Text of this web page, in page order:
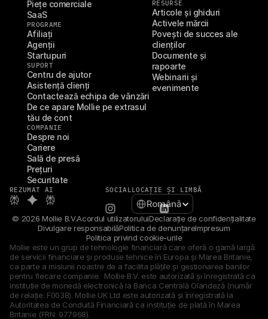
Piețe comerciale
SaaS
PROGRAME
Afiliați
Agenții
Startupuri
SUPORT
Centru de ajutor
Asistență clienți
Contactează echipa de vânzări
De ce apare Mollie pe extrasul
tău de cont
COMPANIE
Despre noi
Cariere
Sală de presă
Prețuri
Securitate
RESURSE
Articole și ghiduri
Activele mărcii
Povești de succes ale
clienților
Documente și
rapoarte
Webinarii și
evenimente
REZUMAT AI SOCIALLOCAȚIE ȘI LIMBĂ
Select Language
Română
© 2026 Mollie B.V.Acordul utilizatoruluiDeclarație de confidențialitate
Divulgare responsabilăPolitica de denunțareImpresum
Politica privind cookie-urile
Mollie este un grup de tehnologie financiară care oferă o gamă largă
de servicii financiare și produse tehnice în Europa și Marea Britanie,
ca parte a misiunii noastre de a facilita plățile și gestionarea banilor
pentru fiecare companie.  Mollie B.V. este autorizată și înregistrată ca
instituție de monedă electronică la Banca Centrală Olandeză (număr
de relație: F0038). Mollie UK Ltd este autorizată și înregistrată la
Autoritatea de Conduită Financiară ca instituție de plată în Marea
Britanie (FRN: 977968).